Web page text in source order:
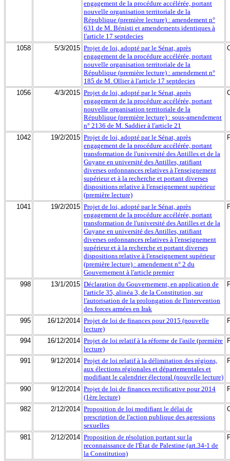
engagement de la procédure accélérée, portant
nouvelle organisation territoriale de la
République (première lecture) : amendement n°
631 de M. Bénisti et amendements identiques à
l'article 17 septdecies
1058
5/3/2015 Projet de loi, adopté par le Sénat, après
engagement de la procédure accélérée, portant
nouvelle organisation territoriale de la
République (première lecture) : amendement n°
185 de M. Ollier à l'article 17 septdecies
1056 4/3/2015 Projet de loi, adopté par le Sénat, après
engagement de la procédure accélérée, portant
nouvelle organisation territoriale de la
République (première lecture) : sous-amendement
n° 2136 de M. Saddier à l'article 21
1042 19/2/2015 Projet de loi, adopté par le Sénat, après
engagement de la procédure accélérée, portant
transformation de l'université des Antilles et de la
Guyane en université des Antilles, ratifiant
diverses ordonnances relatives à l'enseignement
supérieur et à la recherche et portant diverses
dispositions relative à l'enseignement supérieur
(première lecture)
1041 19/2/2015 Projet de loi, adopté par le Sénat, après
engagement de la procédure accélérée, portant
transformation de l'université des Antilles et de la
Guyane en université des Antilles, ratifiant
diverses ordonnances relatives à l'enseignement
supérieur et à la recherche et portant diverses
dispositions relative à l'enseignement supérieur
(première lecture) : amendement n° 2 du
Gouvernement à l'article premier
998 13/1/2015 Déclaration du Gouvernement, en application de
l'article 35, alinéa 3, de la Constitution, sur
l'autorisation de la prolongation de l'intervention
des forces armées en Irak
995 16/12/2014 Projet de loi de finances pour 2015 (nouvelle
lecture)
994 16/12/2014 Projet de loi relatif à la réforme de l'asile (première
lecture)
991 9/12/2014 Projet de loi relatif à la délimitation des régions,
aux élections régionales et départementales et
modifiant le calendrier électoral (nouvelle lecture)
990 9/12/2014 Projet de loi de finances rectificative pour 2014
(1ère lecture)
982 2/12/2014 Proposition de loi modifiant le délai de
prescription de l'action publique des agressions
sexuelles
981 2/12/2014 Proposition de résolution portant sur la
reconnaissance de l'État de Palestine (art.34-1 de
la Constitution)